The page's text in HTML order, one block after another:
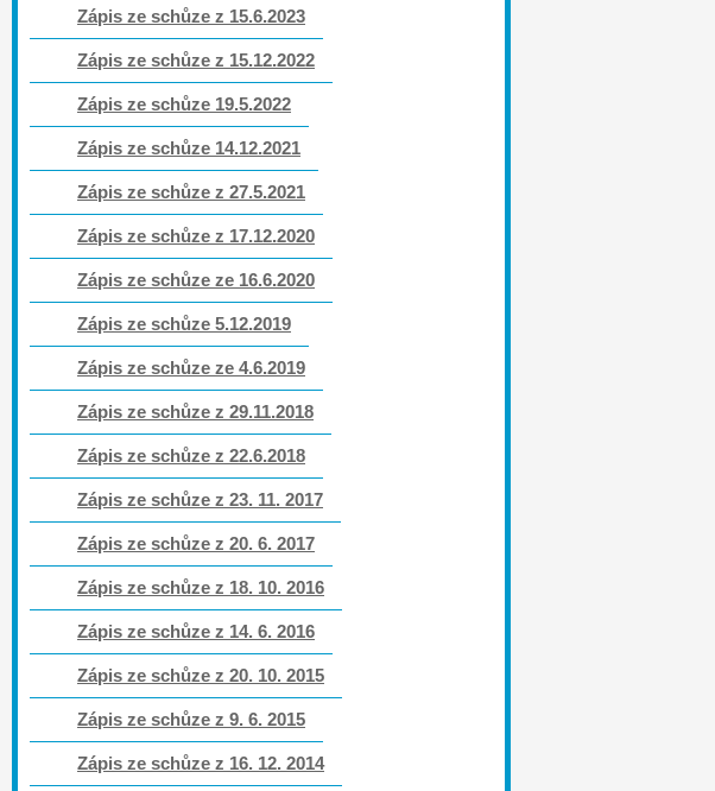
Zápis ze schůze z 15.6.2023
Zápis ze schůze z 15.12.2022
Zápis ze schůze 19.5.2022
Zápis ze schůze 14.12.2021
Zápis ze schůze z 27.5.2021
Zápis ze schůze z 17.12.2020
Zápis ze schůze ze 16.6.2020
Zápis ze schůze 5.12.2019
Zápis ze schůze ze 4.6.2019
Zápis ze schůze z 29.11.2018
Zápis ze schůze z 22.6.2018
Zápis ze schůze z 23. 11. 2017
Zápis ze schůze z 20. 6. 2017
Zápis ze schůze z 18. 10. 2016
Zápis ze schůze z 14. 6. 2016
Zápis ze schůze z 20. 10. 2015
Zápis ze schůze z 9. 6. 2015
Zápis ze schůze z 16. 12. 2014